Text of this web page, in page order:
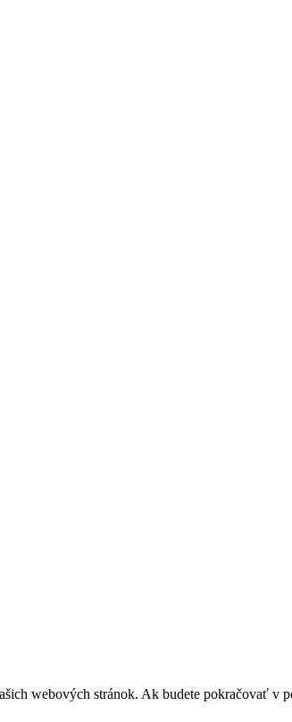
webových stránok. Ak budete pokračovať v